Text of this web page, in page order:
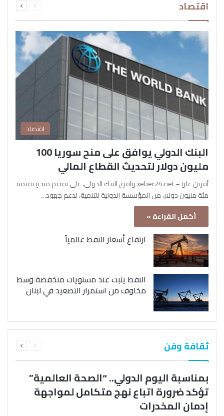
اقتصاد الصفحةالصفحة
اقتصاد
البنك الدولي يوافق على منح سوريا 100
مليون دولار لتحديث القطاع المالي
آفرين علو – xeber24.net وافق البنك الدولي، على تقديم منحةٍ بقيمة
مئة مليون دولار، من المؤسسة الدولية للتنمية، لدعم جهود…
أكمل القراءة »
ارتفاع أسعار النفط عالمياً
النفط يثبت عند مستويات منخفضة وسط
مخاوف من استمرار التصعيد في لبنان
ثقافة وفن الصفحةالصفحة
بمناسبة اليوم الدولي.. “الصحة العالمية”
تؤكد ضرورة اتباع نهج متكامل لمواجهة
إدمان المخدرات